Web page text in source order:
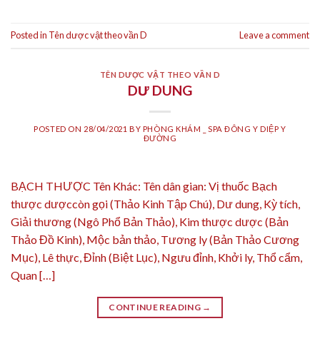
Posted in Tên dược vật theo vần D Leave a comment
TÊN DƯỢC VẬT THEO VẦN D
DƯ DUNG
POSTED ON 28/04/2021 BY PHÒNG KHÁM _ SPA ĐÔNG Y DIỆP Y
ĐƯỜNG
BẠCH THƯỢC Tên Khác: Tên dân gian: Vị thuốc Bạch
thược dượccòn gọi (Thảo Kinh Tập Chú), Dư dung, Kỳ tích,
Giải thương (Ngô Phổ Bản Thảo), Kim thược dược (Bản
Thảo Đồ Kinh), Mộc bản thảo, Tương ly (Bản Thảo Cương
Mục), Lê thực, Đỉnh (Biệt Lục), Ngưu đỉnh, Khởi ly, Thổ cẩm,
Quan […]
CONTINUE READING →